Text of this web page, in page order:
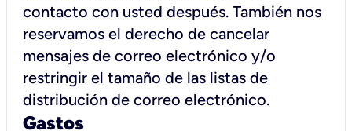
contacto con usted después. También nos
reservamos el derecho de cancelar
mensajes de correo electrónico y/o
restringir el tamaño de las listas de
distribución de correo electrónico.
Gastos